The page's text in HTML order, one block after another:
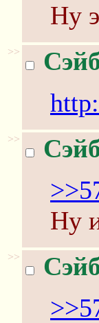
Ну
>>
>>
Ну
>>